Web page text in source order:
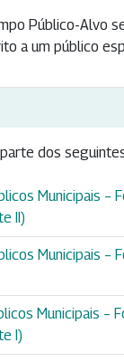
Público-Alvo
a um público
dos
Municipais –
II)
Municipais –
Municipais –
I)